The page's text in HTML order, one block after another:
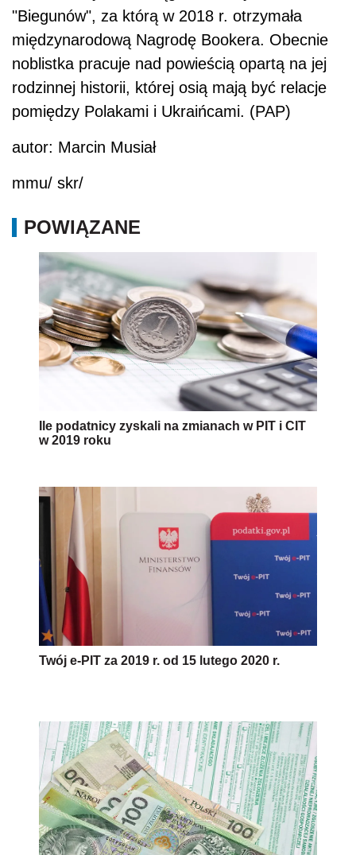
"Biegunów", za którą w 2018 r. otrzymała
międzynarodową Nagrodę Bookera. Obecnie
noblistka pracuje nad powieścią opartą na jej
rodzinnej historii, której osią mają być relacje
pomiędzy Polakami i Ukraińcami. (PAP)
autor: Marcin Musiał
mmu/ skr/
POWIĄZANE
Ile podatnicy zyskali na zmianach w PIT i CIT
w 2019 roku
Twój e-PIT za 2019 r. od 15 lutego 2020 r.